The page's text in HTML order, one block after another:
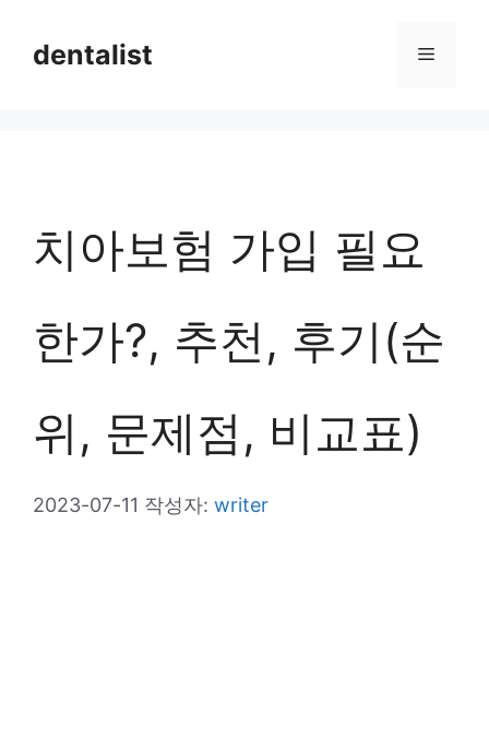
dentalist 메
치아보험 가입 필요
한가?, 추천, 후기(순
위, 문제점, 비교표)
2023-07-11 작성자: writer